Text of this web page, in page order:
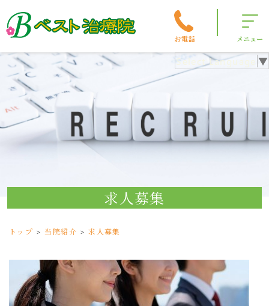
お電話 メニュー
Select Language ▼
求人募集
トップ 当院紹介 求人募集